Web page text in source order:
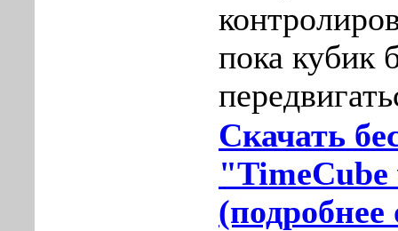
пока кубик
Скачать
(подробнее